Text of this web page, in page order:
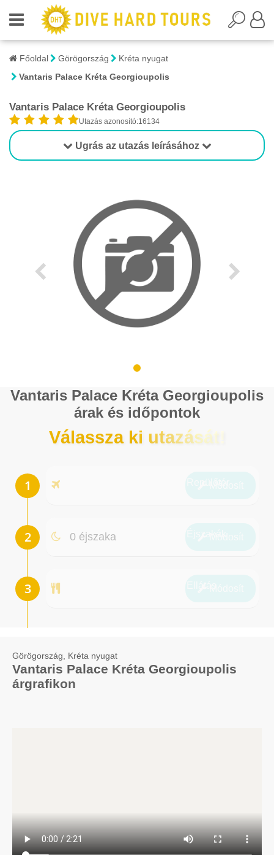
Főoldal Görögország
Kréta nyugat
Vantaris Palace Kréta Georgioupolis
Vantaris Palace Kréta Georgioupolis
Utazás azonosító:16134
Ugrás az utazás leírásához
Vantaris Palace Kréta Georgioupolis
árak és időpontok
Válassza ki utazását!
0 éjszaka
Görögország, Kréta nyugat
Vantaris Palace Kréta Georgioupolis
árgrafikon